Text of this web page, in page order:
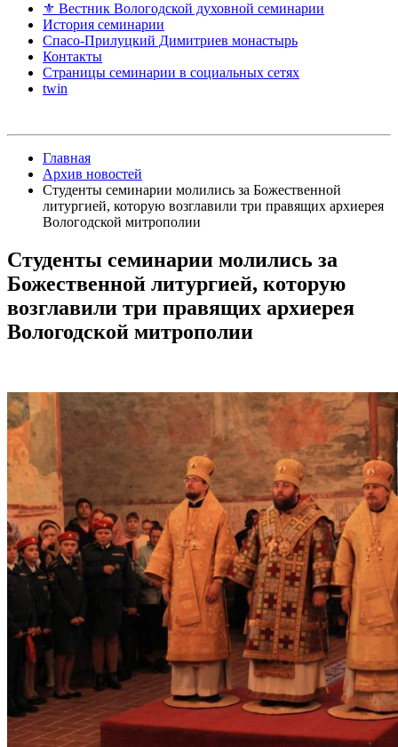
⚜ Вестник Вологодской духовной семинарии
История семинарии
Спасо-Прилуцкий Димитриев монастырь
Контакты
Страницы семинарии в социальных сетях
twin
Главная
Архив новостей
Студенты семинарии молились за Божественной
литургией, которую возглавили три правящих архиерея
Вологодской митрополии
Студенты семинарии молились за
Божественной литургией, которую
возглавили три правящих архиерея
Вологодской митрополии